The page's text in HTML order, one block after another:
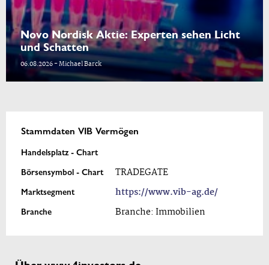
Novo Nordisk Aktie: Experten sehen Licht
und Schatten
06.08.2026 - Michael Barck
Stammdaten VIB Vermögen
Handelsplatz - Chart
Börsensymbol - Chart
TRADEGATE
Marktsegment https://www.vib-ag.de/
Branche Branche: Immobilien